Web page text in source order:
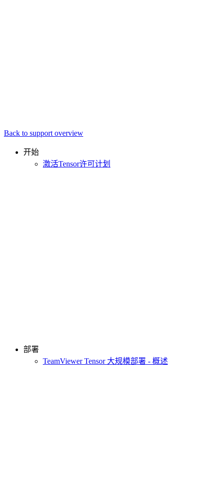
Back to support overview
开始
激活Tensor许可计划
部署
TeamViewer Tensor 大规模部署 - 概述